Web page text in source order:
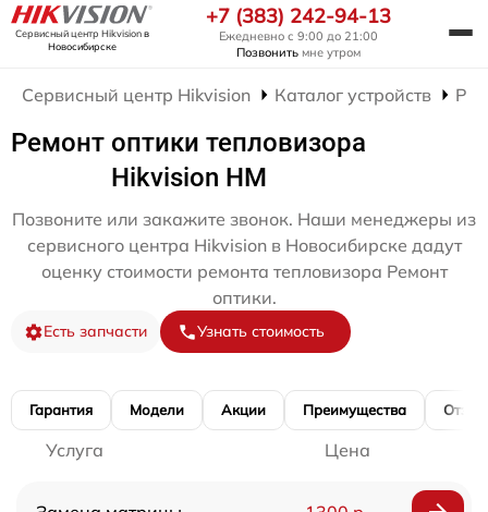
Сервисный центр Hikvisionв
Новосибирске
+7 (383) 242-94-13
Ежедневно с 9:00 до 21:00
Позвонить мне утром
Сервисный центр Hikvision Каталог устройств
Ремонт оптики тепловизора
Hikvision HM
Позвоните или закажите звонок. Наши менеджеры из
сервисного центра Hikvision в Новосибирске дадут
оценку стоимости ремонта тепловизора Ремонт
оптики.
Есть запчасти Узнать стоимость
Гарантия Модели Акции Преимущества
Услуга Цена